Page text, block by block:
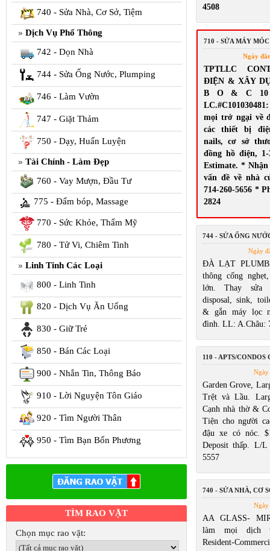
740 - Sửa Nhà, Cơ Sở, Tiệm
Dịch Vụ Phổ Thông
742 - Dọn Nhà
744 - Sửa Ống Nước, Plumping
746 - Làm Vườn
747 - Giặt Thảm
750 - Dạy, Huấn Luyện
Tài Chính - Làm Đẹp
760 - Vay Mượn, Đầu Tư
775 - Đấm bóp, Massage
770 - Sức Khỏe, Thẩm Mỹ
780 - Tử Vi, Chiêm Tinh
Linh Tinh Các Loại
800 - Linh Tinh
820 - Dịch Vụ Ăn Uống
830 - Giữ Trẻ
850 - Bán Các Loại
900 - Nhắn Tin, Thông Báo
910 - Lời Nguyện Tôn Giáo
920 - Tìm Người Thân
950 - Tìm Bạn Bốn Phương
TÌM RAO VẶT
Chọn mục rao vặt:
4508
710 - SỬA MÁY MÓC
Ngày
TPTLLC
ĐIỆN & XÂY
B O & C 10
mọi trở ngại về
các thiết bị
nails, cơ sở
đồng hồ điện, 1-
Estimate. *
vấn đề về nhà
714-260-5656 *
2824
744 - SỬA ỐNG
Ngày
ĐÀ LẠT
thông cống
lớn. Thay sửa
disposal, sink,
& gắn máy lọc
đình. LL: A.Châu:
110 - APTS/CONDOS
Ngày
Garden Grove,
Trệt và Lầu.
Cạnh nhà thờ &
Tiện cho người
đậu xe có nóc.
Deposit thấp. L/
5557
740 - SỬA NHÀ, CƠ
Ngày
AA GLASS-
làm mọi dịch
Resident-